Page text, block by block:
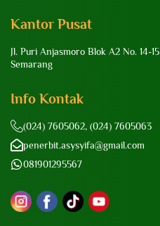
Kantor Pusat
Jl. Puri Anjasmoro Blok A2 No. 14-15
Semarang
Info Kontak
(024) 7605062, (024) 7605063
penerbit.asysyifa@gmail.com
081901295567